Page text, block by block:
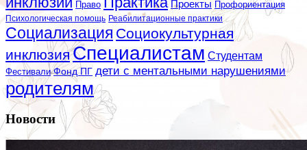
Право Проекты Профориентация
Психологическая помощь Реабилитационные практики
Социализация Социокультурная
инклюзияСпециалистам Студентам
Фестивали Фонд ПГ дети с ментальными нарушениями
родителям
Новости